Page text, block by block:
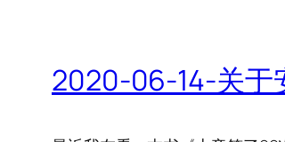
2020-06-14-关于